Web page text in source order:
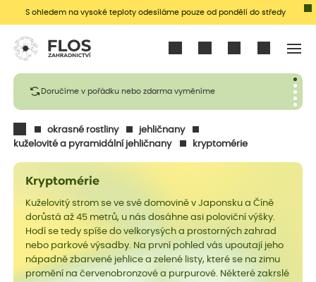
S ohledem na vysoké teploty odesíláme pouze od pondělí do středy
Doručíme v pořádku nebo zdarma vyměníme
okrasné rostliny
jehličnany
kuželovité a pyramidální jehličnany
kryptomérie
Kryptomérie
Kuželovitý strom se ve své domovině v Japonsku a Číně
dorůstá až 45 metrů, u nás dosáhne asi poloviční výšky.
Hodí se tedy spíše do velkorysých a prostorných zahrad
nebo parkové výsadby. Na první pohled vás upoutají jeho
nápadně zbarvené jehlice a zelené listy, které se na zimu
promění na červenobronzové a purpurové. Některé zakrslé